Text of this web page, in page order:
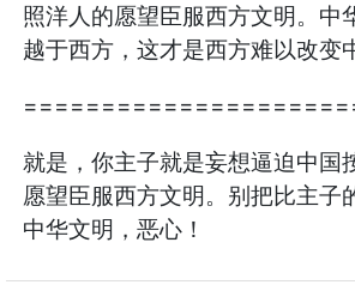
照洋人的愿望臣服西方文明。中
越于西方，这才是西方难以改变
就是，你主子就是妄想逼迫中国
愿望臣服西方文明。别把比主子
中华文明，恶心！